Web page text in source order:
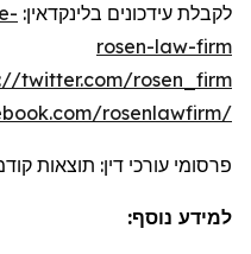
לקבלת עידכונים בלינקדאין:
rosen-law-firm או
twitter.com/rosen_firm
rosenlawfirm/
פרסומי עורכי דין: תוצאות
למידע נוסף: